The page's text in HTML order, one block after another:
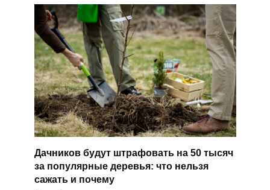
Дачников будут штрафовать на 50 тысяч
за популярные деревья: что нельзя
сажать и почему